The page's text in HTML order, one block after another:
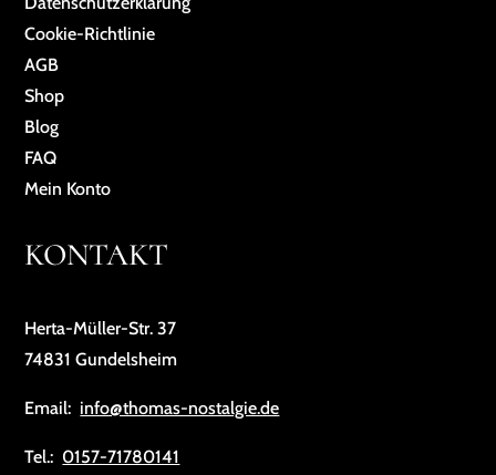
Cookie-Richtlinie
AGB
Shop
Blog
FAQ
Mein Konto
KONTAKT
Herta-Müller-Str. 37
74831 Gundelsheim
Email: info@thomas-nostalgie.de
Tel.: 0157-71780141